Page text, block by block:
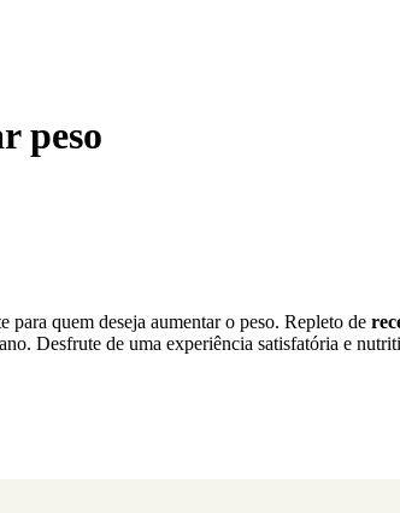
peso
para quem deseja aumentar o peso. Repleto de
Desfrute de uma experiência satisfatória e